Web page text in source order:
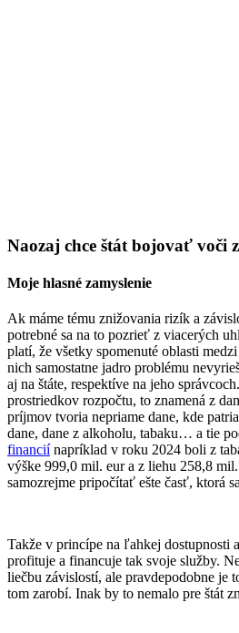
Naozaj chce štát bojovať voči
Moje hlasné zamyslenie
Ak máme tému znižovania rizík a
potrebné sa na to pozrieť z viacerých
platí, že všetky spomenuté oblasti
nich samostatne jadro problému
aj na štáte, respektíve na jeho
prostriedkov rozpočtu, to znamená z
príjmov tvoria nepriame dane, kde
dane, dane z alkoholu, tabaku… a tie
financiínapríklad v roku 2024 boli z
výške 999,0 mil. eur a z liehu 258,8
samozrejme pripočítať ešte časť, ktorá
Takže v princípe na ľahkej dostupnosti
profituje a financuje tak svoje služby.
liečbu závislostí, ale pravdepodobne je
tom zarobí. Inak by to nemalo pre štát